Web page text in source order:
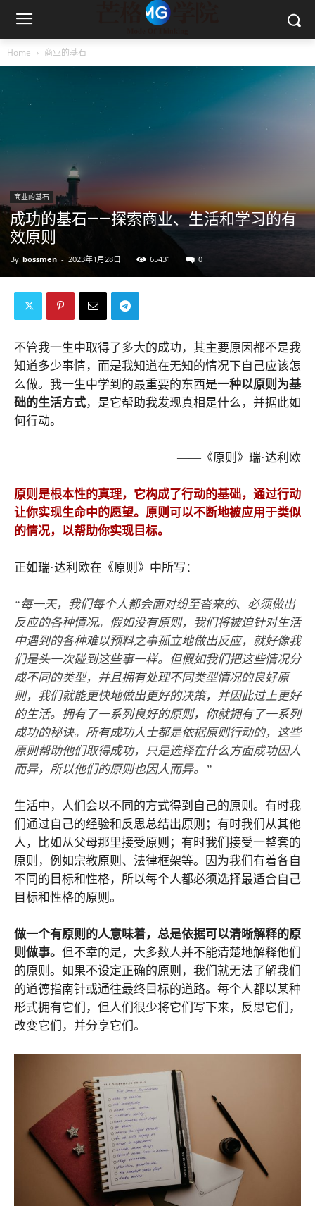
Home 商业的基石
商业的基石
成功的基石——探索商业、生活和学习的有
效原则
By bossmen - 2023年1月28日 65431 0
不管我一生中取得了多大的成功，其主要原因都不是我
知道多少事情，而是我知道在无知的情况下自己应该怎
么做。我一生中学到的最重要的东西是一种以原则为基
础的生活方式，是它帮助我发现真相是什么，并据此如
何行动。
——《原则》瑞·达利欧
原则是根本性的真理，它构成了行动的基础，通过行动
让你实现生命中的愿望。原则可以不断地被应用于类似
的情况，以帮助你实现目标。
正如瑞·达利欧在《原则》中所写：
“每一天，我们每个人都会面对纷至沓来的、必须做出
反应的各种情况。假如没有原则，我们将被迫针对生活
中遇到的各种难以预料之事孤立地做出反应，就好像我
们是头一次碰到这些事一样。但假如我们把这些情况分
成不同的类型，并且拥有处理不同类型情况的良好原
则，我们就能更快地做出更好的决策，并因此过上更好
的生活。拥有了一系列良好的原则，你就拥有了一系列
成功的秘诀。所有成功人士都是依据原则行动的，这些
原则帮助他们取得成功，只是选择在什么方面成功因人
而异，所以他们的原则也因人而异。”
生活中，人们会以不同的方式得到自己的原则。有时我
们通过自己的经验和反思总结出原则；有时我们从其他
人，比如从父母那里接受原则；有时我们接受一整套的
原则，例如宗教原则、法律框架等。因为我们有着各自
不同的目标和性格，所以每个人都必须选择最适合自己
目标和性格的原则。
做一个有原则的人意味着，总是依据可以清晰解释的原
则做事。 但不幸的是，大多数人并不能清楚地解释他们
的原则。如果不设定正确的原则，我们就无法了解我们
的道德指南针或通往最终目标的道路。每个人都以某种
形式拥有它们，但人们很少将它们写下来，反思它们，
改变它们，并分享它们。